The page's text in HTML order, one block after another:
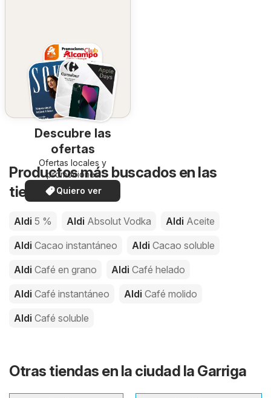
Descubre las
ofertas
Ofertas locales y
promociones
especiales.
Quiero ver
Productos más buscados en las
tiendas de Aldi
Aldi 5 % Aldi Absolut Vodka Aldi Aceite
Aldi Cacao instantáneo Aldi Cacao soluble
Aldi Café en grano Aldi Café helado
Aldi Café instantáneo Aldi Café molido
Aldi Café soluble
Otras tiendas en la ciudad la Garriga